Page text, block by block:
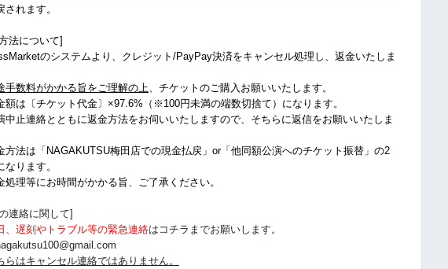
されます。
法について]
のシステムより、クレジット/PayPay決済をキャンセル処理し、返金いたしま
手数料がかかる旨をご理解の上 、チケットのご購入お願いいたします。
額は〔チケット代金〕×97.6%（※100円未満の端数切捨て ）になります。
中止連絡とともに返金方法をお伺いいたしますので、そちらに返信をお願いいたしま
方法は「NAGAKUTSU梅田店での現金払戻」or「他同額公演へのチケット振替」の2
なります。
処理等にお時間がかかる旨、ご了承ください。
連絡に関して]
、遅刻やトラブル等の緊急連絡はコチラまでお願いします。
はキャンセル連絡ではありません。